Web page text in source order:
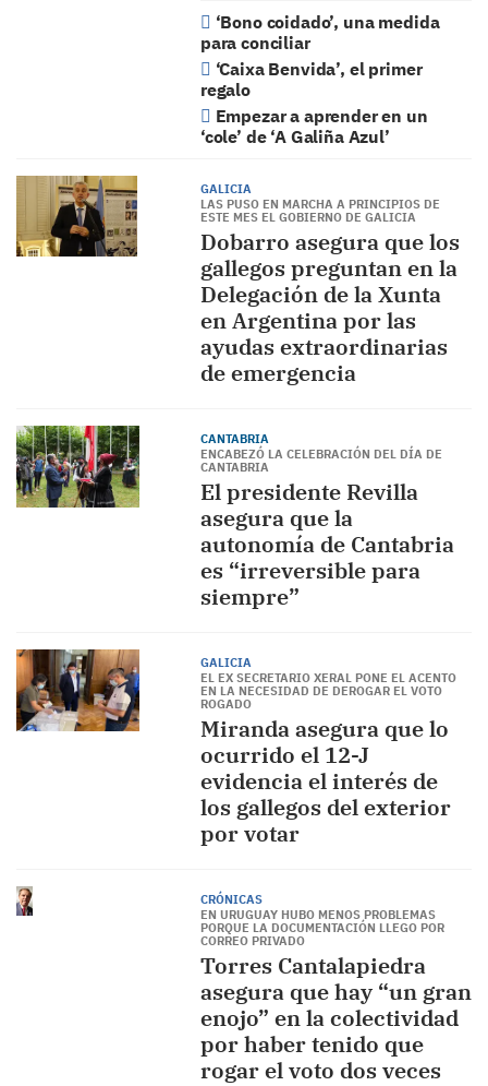
‘Bono coidado’, una medida
para conciliar
‘Caixa Benvida’, el primer
regalo
Empezar a aprender en un
‘cole’ de ‘A Galiña Azul’
GALICIA
LAS PUSO EN MARCHA A PRINCIPIOS DE
ESTE MES EL GOBIERNO DE GALICIA
Dobarro asegura que los
gallegos preguntan en la
Delegación de la Xunta
en Argentina por las
ayudas extraordinarias
de emergencia
CANTABRIA
ENCABEZÓ LA CELEBRACIÓN DEL DÍA DE
CANTABRIA
El presidente Revilla
asegura que la
autonomía de Cantabria
es “irreversible para
siempre”
GALICIA
EL EX SECRETARIO XERAL PONE EL ACENTO
EN LA NECESIDAD DE DEROGAR EL VOTO
ROGADO
Miranda asegura que lo
ocurrido el 12-J
evidencia el interés de
los gallegos del exterior
por votar
CRÓNICAS
EN URUGUAY HUBO MENOS PROBLEMAS
PORQUE LA DOCUMENTACIÓN LLEGO POR
CORREO PRIVADO
Torres Cantalapiedra
asegura que hay “un gran
enojo” en la colectividad
por haber tenido que
rogar el voto dos veces